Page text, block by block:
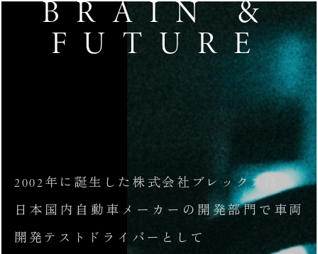
BRAIN &
FUTURE
2002年に誕生した株式会社ブレックスは
日本国内自動車メーカーの開発部門で車両
開発テストドライバーとして